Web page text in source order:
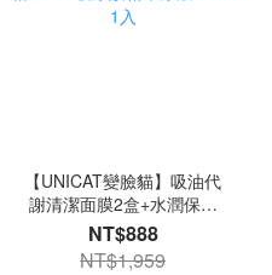
【UNICAT變臉貓】吸油代
謝清潔面膜2盒+水潤保濕
爆水霜50ml+玻尿酸精華原
液 30ml 1入
NT$888
NT$1,959